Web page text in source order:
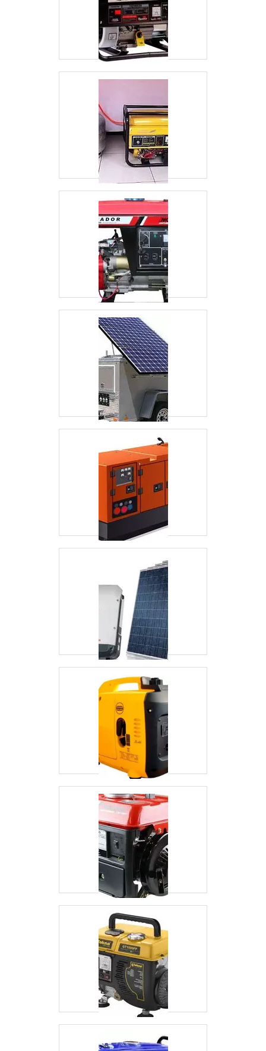
deixados de lado por muitas empresas que não
focam na fidelização do cliente.É por esses e
outros motivos que a RGI Geradores é
altamente qualificada quando falamos do
segmento de instalações elétricas, manutenção
empresa objetiva garantir sempre a qualidade
final para fidelização do cliente com parcerias
duradouras. O time é composto por
colaboradores de alta qualidade que estão
esperando seu contato para tirar todas as suas
dúvidas e melhor atender.OUTRAS
INFORMAÇÕES SOBRE A EMPRESANa RGI
Geradores tem o que há de melhor no mercado
de instalações elétricas, manutenção
preventiva e corretiva de grupos geradores.
Com foco na experiência dos clientes, oferece
itens variados como automação e retrofit de
equipamentos e remoção de equipamentos
GMG com ótima qualidade e precisão.Para tal
sucesso, a empresa investiu em profissionais
competentes e em equipamentos inovadores. A
RGI Geradores é uma empresa que tem feito a
diferença no mercado pela seriedade e
qualidade, que comprovam sua essência de
trazer o melhor aos clientes no mercado..